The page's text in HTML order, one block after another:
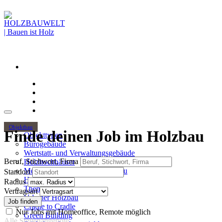
Objektbau
Objekttypen
Bürogebäude
Wertstatt- und Verwaltungsgebäude
Holzhochhäuser
Mehrgeschossiger Wohnungsbau
Hallenbau
Themen
Urbaner Holzbau
Cradle to Cradle
Green Building
Finde deinen Job im Holzbau
Beruf, Stichwort, Firma
Standort
Radius
Vertragsart
Nur Jobs mit Homeoffice, Remote möglich